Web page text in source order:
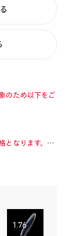
のため以下をご
となります。カ
合があります。